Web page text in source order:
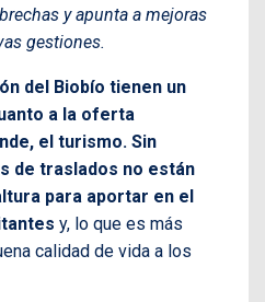
y apunta a mejoras
gestiones.
del Biobío tienen un
a la oferta
el turismo. Sin
de traslados no están
para aportar en el
y, lo que es más
calidad de vida a los